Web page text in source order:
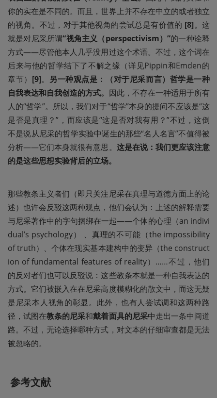
你的实在是不同的。而且，世界上并不存在中立的或者独立
的视角。不过，对于其他视角的尝试总是有价值的 [8]。这
就是对尼采所谓“视角主义（perspectivism）”的一种诠释
方式——尽管他本人几乎没用过这个术语。不过，这个词在
后来与他的哲学结下了不解之缘（详见Pippin和Emden的
章节） [9]。 另一种观点是：（对于尼采而言）哲学是一种
自我表达和自我创造的方式。 因此，不存在一种适用于所有
人的“哲学”。所以，我们对于“哲学”本身的提问不应该是“这
是否是真理？”，而应该是“这是否对我有用？”不过，这倒
不是说从尼采的哲学实验中诞生的那些“名人名言”不值得被
分析——它们本身就很有意思。 这是在说：我们更应该注意
的是这些思想实验背后的立场。
那些教条主义者们（即只关注尼采在真理与道德方面上的论
述）也许会反驳这两种观点，他们会认为：上述的解释需要
与尼采著作中的字句捆绑在一起——个体的心理（an indivi
dual’s psychology） 、真理的不可能（the impossibility
of truth）、个体在现实基本建构中的变异（the construct
ion of fundamental features of reality）……不过，他们
的反对者们也可以反驳说：这些教条本就是一种自我表达的
方式。它们被嵌入在在尼采高度模糊化的散文中，而这无疑
是尼采本人视角的彰显。此外，也有人尝试调和这两种路
径，试图在教条的尼采和戴着面具的尼采中走出一条中间道
路。不过，无论选择哪种方式，对文本的仔细审查都是无法
被忽略的。
参考文献